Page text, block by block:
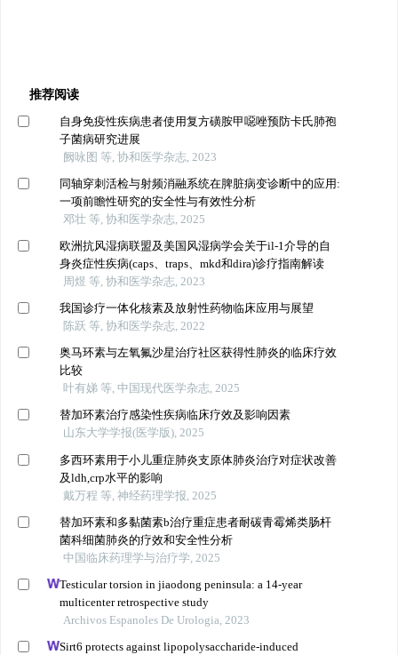
推荐阅读
自身免疫性疾病患者使用复方磺胺甲噁唑预防卡氏肺孢
子菌病研究进展
阙咏图 等, 协和医学杂志, 2023
同轴穿刺活检与射频消融系统在脾脏病变诊断中的应用:
一项前瞻性研究的安全性与有效性分析
邓壮 等, 协和医学杂志, 2025
欧洲抗风湿病联盟及美国风湿病学会关于il-1介导的自
身炎症性疾病(caps、traps、mkd和dira)诊疗指南解读
周煜 等, 协和医学杂志, 2023
我国诊疗一体化核素及放射性药物临床应用与展望
陈跃 等, 协和医学杂志, 2022
奥马环素与左氧氟沙星治疗社区获得性肺炎的临床疗效
比较
叶有娣 等, 中国现代医学杂志, 2025
替加环素治疗感染性疾病临床疗效及影响因素
山东大学学报(医学版), 2025
多西环素用于小儿重症肺炎支原体肺炎治疗对症状改善
及ldh,crp水平的影响
戴万程 等, 神经药理学报, 2025
替加环素和多黏菌素b治疗重症患者耐碳青霉烯类肠杆
菌科细菌肺炎的疗效和安全性分析
中国临床药理学与治疗学, 2025
Testicular torsion in jiaodong peninsula: a 14-year
multicenter retrospective study
Archivos Espanoles De Urologia, 2023
Sirt6 protects against lipopolysaccharide-induced